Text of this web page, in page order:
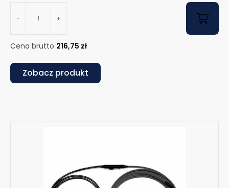
- +
Cena brutto 216,75 zł
Zobacz produkt